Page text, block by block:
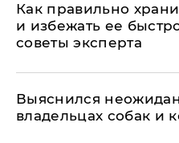
Как правильно
и избежать ее
советы эксперта
Выяснился
владельцах собак и